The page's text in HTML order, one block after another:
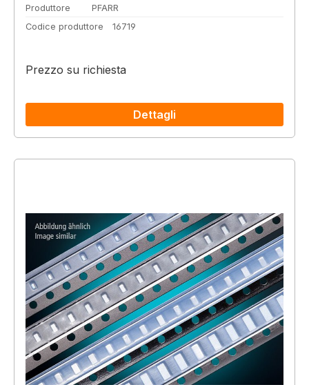
Produttore
PFARR
Codice produttore
16719
Prezzo su richiesta
Dettagli